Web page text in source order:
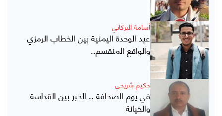
أسامة البركاني
عيد الوحدة اليمنية بين الخطاب الرمزي
والواقع المنقسم..
حكيم شريحي
في يوم الصحافة .. الحبر بين القداسة
والخيانة